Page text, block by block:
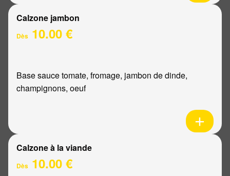
Calzone jambon
Dès 10.00 €
Base sauce tomate, fromage, jambon de dinde,
champignons, oeuf
Calzone à la viande
Dès 10.00 €